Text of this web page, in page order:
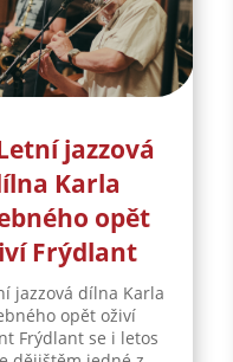
jazzová
Karla
opět
Frýdlant
jazzová dílna Karla
opět oživí
Frýdlant se i letos